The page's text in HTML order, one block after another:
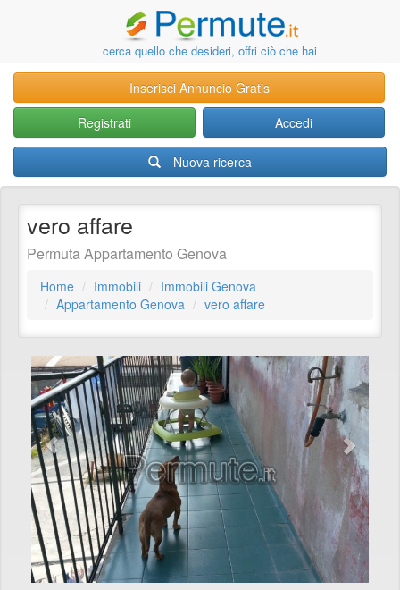
cerca quello che desideri, offri ciò che hai
Inserisci Annuncio Gratis
Registrati
Accedi
Nuova ricerca
vero affare
Permuta Appartamento Genova
Home Immobili
Immobili Genova
Appartamento Genova
vero affare